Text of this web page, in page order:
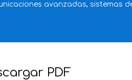
avanzadas, sistemas
PDF